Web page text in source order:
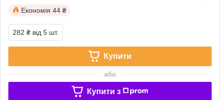
Економія 44 ₴
282 ₴ від 5 шт.
Купити
або
Купити з